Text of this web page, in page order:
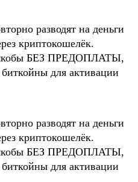
разводят на деньги
криптокошелёк.
БЕЗ ПРЕДОПЛАТЫ,
для активации
разводят на деньги
криптокошелёк.
БЕЗ ПРЕДОПЛАТЫ,
для активации